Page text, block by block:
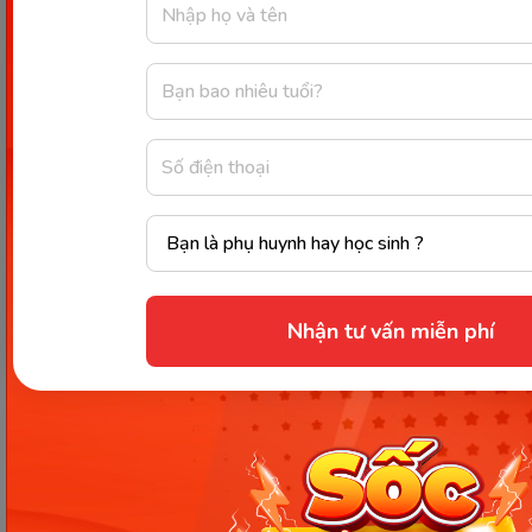
Nhận tư vấn miễn phí
Tiếng Việt 1
31.000
Việt Nam
Toán 1 (Tập 1)
Toán 1 (Tập 2) 20.000
Việt Nam
Đạo đức 1 15.000
Việt Nam
Âm nhạc 1
NXB Giáo dục
NXB Giáo dục
Việt Nam
18.000
NXB Giáo dục